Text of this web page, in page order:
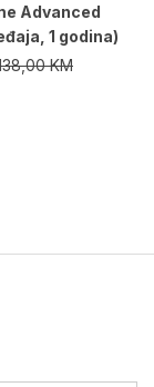
Advanced
1 godina)
KM